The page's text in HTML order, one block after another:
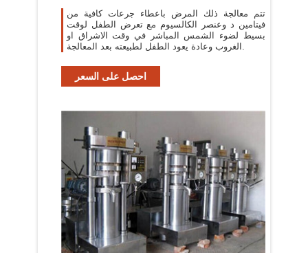
تتم معالجة ذلك المرض باعطاء جرعات كافية من
فيتامين د وعنصر الكالسيوم مع تعرض الطفل لوقت
بسيط لضوء الشمس المباشر في وقت الاشراق او
الغروب وعادة يعود الطفل لطبيعته بعد المعالجة.
احصل على السعر